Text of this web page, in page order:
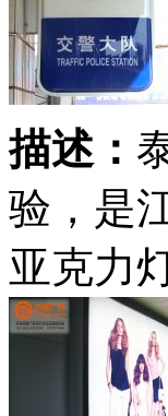
描述：
验，是
亚克力